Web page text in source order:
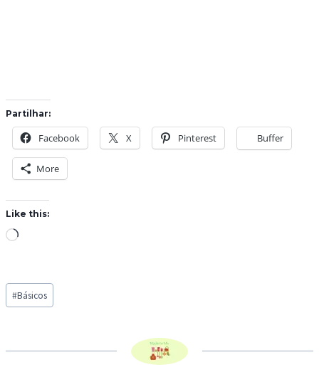
Partilhar:
Facebook X Pinterest Buffer
More
Like this:
L
d
i
g
Post
Tags:
#Básicos